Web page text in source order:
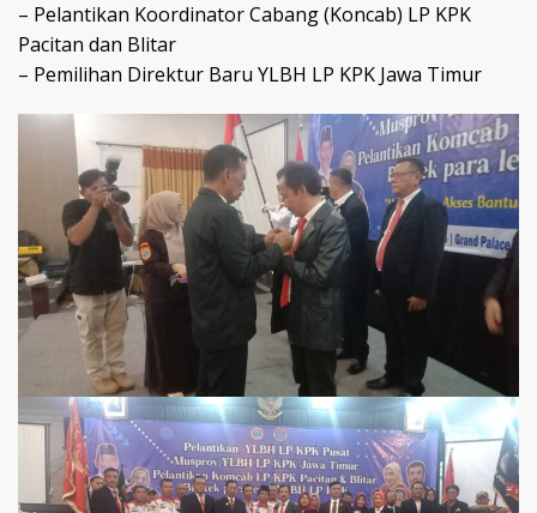
– Pelantikan Koordinator Cabang (Koncab) LP KPK
Pacitan dan Blitar
– Pemilihan Direktur Baru YLBH LP KPK Jawa Timur